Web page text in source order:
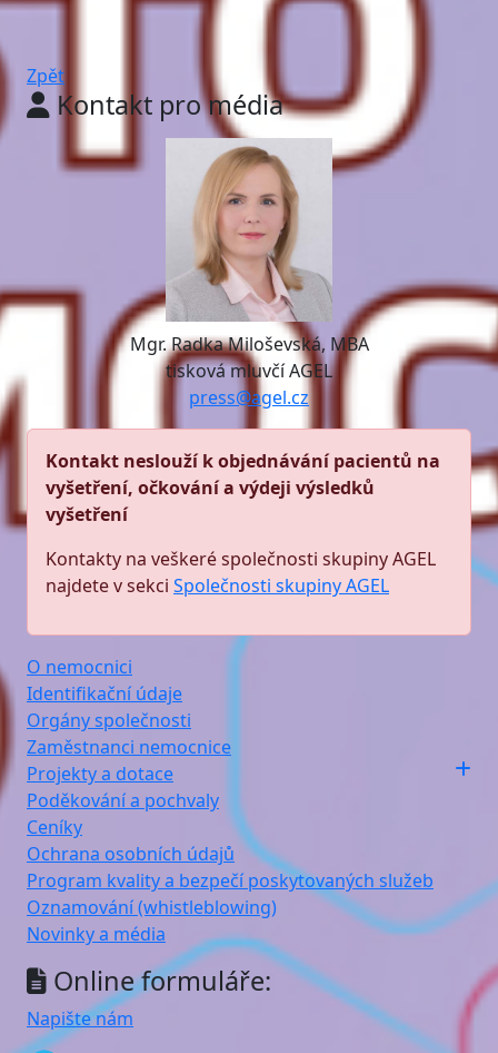
Zpět
Kontakt pro média
Mgr. Radka Miloševská, MBA
tisková mluvčí AGEL
press@agel.cz
Kontakt neslouží k objednávání pacientů na
vyšetření, očkování a výdeji výsledků
vyšetření
Kontakty na veškeré společnosti skupiny AGEL
najdete v sekci Společnosti skupiny AGEL
O nemocnici
Identifikační údaje
Orgány společnosti
Zaměstnanci nemocnice
Projekty a dotace
Poděkování a pochvaly
Ceníky
Ochrana osobních údajů
Program kvality a bezpečí poskytovaných služeb
Oznamování (whistleblowing)
Novinky a média
Online formuláře:
Napište nám